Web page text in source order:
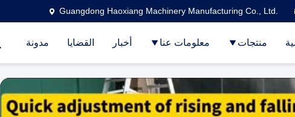
Guangdong Haoxiang Machinery Manufacturing Co., Ltd.
منتجات معلومات عنا أخبار القضايا مدونة